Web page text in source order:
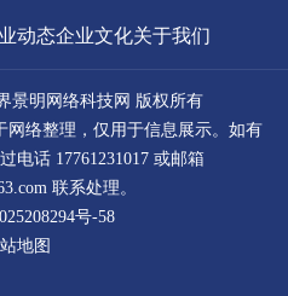
动态企业文化关于我们
景明网络科技网 版权所有
络整理，仅用于信息展示。如有
电话 17761231017 或邮箱
联系处理。
号-58
地图